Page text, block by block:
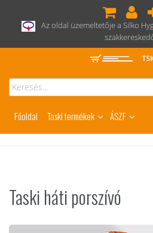
Az oldal üzemeltetője a Silko
Főoldal Taski termékek ÁSZF
Taski háti porszívó